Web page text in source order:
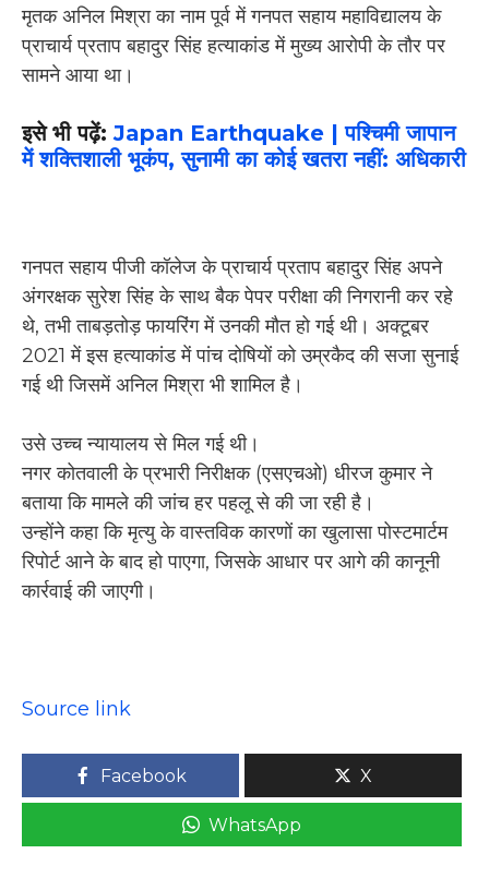
मृतक अनिल मिश्रा का नाम पूर्व में गनपत सहाय महाविद्यालय के
प्राचार्य प्रताप बहादुर सिंह हत्याकांड में मुख्य आरोपी के तौर पर
सामने आया था।
इसे भी पढ़ें:Japan Earthquake | पश्चिमी जापान
में शक्तिशाली भूकंप, सुनामी का कोई खतरा नहीं: अधिकारी
गनपत सहाय पीजी कॉलेज के प्राचार्य प्रताप बहादुर सिंह अपने
अंगरक्षक सुरेश सिंह के साथ बैक पेपर परीक्षा की निगरानी कर रहे
थे, तभी ताबड़तोड़ फायरिंग में उनकी मौत हो गई थी। अक्टूबर
2021 में इस हत्याकांड में पांच दोषियों को उम्रकैद की सजा सुनाई
गई थी जिसमें अनिल मिश्रा भी शामिल है।
उसे उच्च न्यायालय से मिल गई थी।
नगर कोतवाली के प्रभारी निरीक्षक (एसएचओ) धीरज कुमार ने
बताया कि मामले की जांच हर पहलू से की जा रही है।
उन्होंने कहा कि मृत्यु के वास्तविक कारणों का खुलासा पोस्टमार्टम
रिपोर्ट आने के बाद हो पाएगा, जिसके आधार पर आगे की कानूनी
कार्रवाई की जाएगी।
Source link
Facebook X
WhatsApp